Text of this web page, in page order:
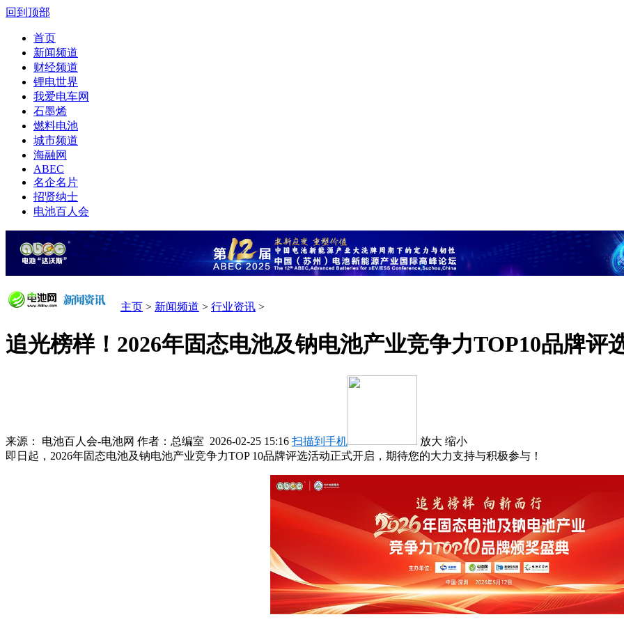
回到顶部
首页
新闻频道
财经频道
锂电世界
我爱电车网
石墨烯
燃料电池
城市频道
海融网
ABEC
名企名片
招贤纳士
电池百人会
主页 > 新闻频道 > 行业资讯 >
追光榜样！2026年固态电池及钠电池产业竞争力TOP10品牌评
来源： 电池百人会-电池网 作者： 总编室 2026-02-25 15:16 扫描到手机 放大 缩小
即日起，2026年固态电池及钠电池产业竞争力TOP 10品牌评选活动正式开启，期待您的大力支持与积极参与！